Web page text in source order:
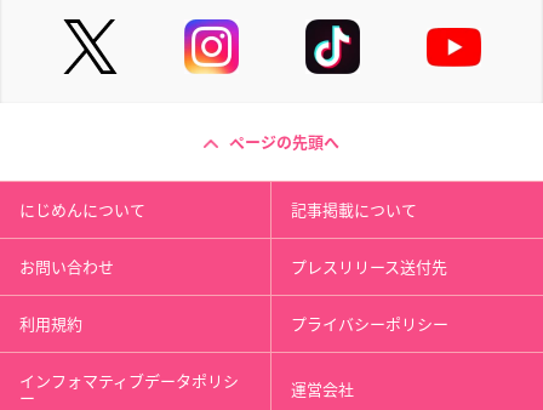
ページの先頭へ
にじめんについて 記事掲載について
お問い合わせ プレスリリース送付先
利用規約 プライバシーポリシー
インフォマティブデータポリシ
ー 運営会社